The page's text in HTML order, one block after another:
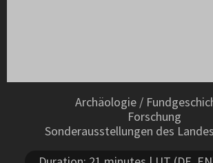
Archäologie /
Forschung
Sonderausstellungen des